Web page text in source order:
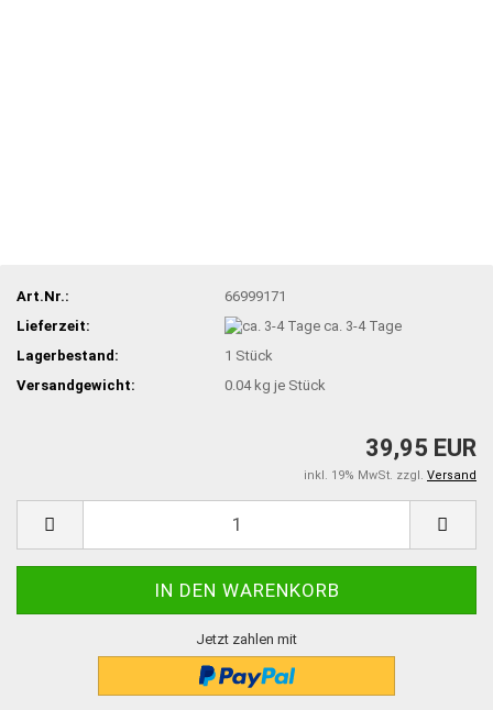
Art.Nr.:
66999171
Lieferzeit:
ca. 3-4 Tage
Lagerbestand:
1 Stück
Versandgewicht:
0.04kg je Stück
39,95 EUR
inkl. 19% MwSt. zzgl. Versand
Jetzt zahlen mit